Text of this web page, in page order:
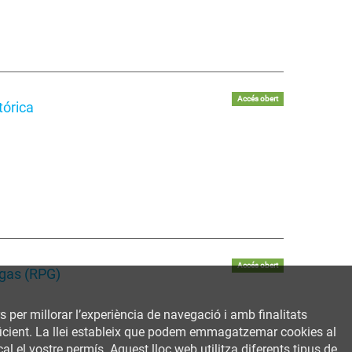
Accés obert
(RPG)
Accés obert
millorar l’experiència de navegació i amb finalitats
La llei estableix que podem emmagatzemar cookies al